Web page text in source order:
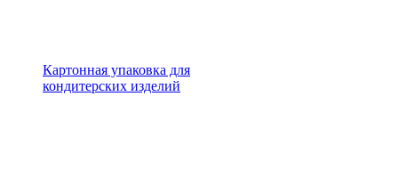
Картонная упаковка для
кондитерских изделий